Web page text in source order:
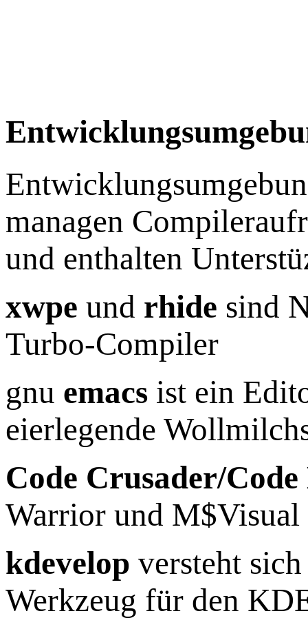
managen
und enthalten
xwpe und rhide sind
Turbo-Compiler
gnu emacs ist ein
eierlegende
Code Crusader/
Warrior und M$Visual
kdevelop versteht
Werkzeug für den